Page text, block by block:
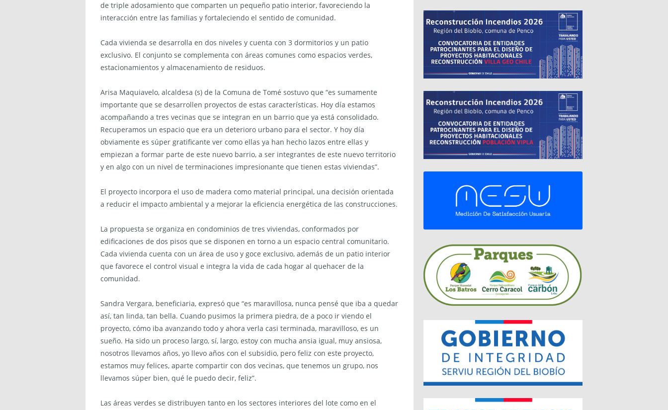
de triple adosamiento que comparten un pequeño patio interior, favoreciendo la
interacción entre las familias y fortaleciendo el sentido de comunidad.
Cada vivienda se desarrolla en dos niveles y cuenta con 3 dormitorios y un patio
exclusivo. El conjunto se complementa con áreas comunes como espacios verdes,
estacionamientos y almacenamiento de residuos.
Arisa Maquiavelo, alcaldesa (s) de la Comuna de Tomé sostuvo que “es sumamente
importante que se desarrollen proyectos de estas características. Hoy día estamos
acompañando a tres vecinas que se integran en un barrio que ya está consolidado.
Recuperamos un espacio que era un deterioro urbano para el sector. Y hoy día
obviamente es súper gratificante ver como ellas ya han hecho lazos entre ellas y
empiezan a formar parte de este nuevo barrio, a ser integrantes de este nuevo territorio
y en algo con un nivel de terminaciones impresionante que tienen estas viviendas”.
El proyecto incorpora el uso de madera como material principal, una decisión orientada
a reducir el impacto ambiental y a mejorar la eficiencia energética de las construcciones.
La propuesta se organiza en condominios de tres viviendas, conformados por
edificaciones de dos pisos que se disponen en torno a un espacio central comunitario.
Cada vivienda cuenta con un área de uso y goce exclusivo, además de un patio interior
que favorece el control visual e integra la vida de cada hogar al quehacer de la
comunidad.
Sandra Vergara, beneficiaria, expresó que “es maravillosa, nunca pensé que iba a quedar
así, tan linda, tan bella. Cuando pusimos la primera piedra, de a poco ir viendo el
proyecto, cómo iba avanzando todo y ahora verla casi terminada, maravilloso, es un
sueño. Ha sido un proceso largo, sí, largo, estoy con mucha ansia igual, muy ansiosa,
nosotros llevamos años, yo llevo años con el subsidio, pero feliz con este proyecto,
estamos muy felices, aparte compartir con dos vecinas, que tenemos un grupo, nos
llevamos súper bien, qué le puedo decir, feliz”.
Las áreas verdes se distribuyen tanto en los sectores interiores del lote como en el